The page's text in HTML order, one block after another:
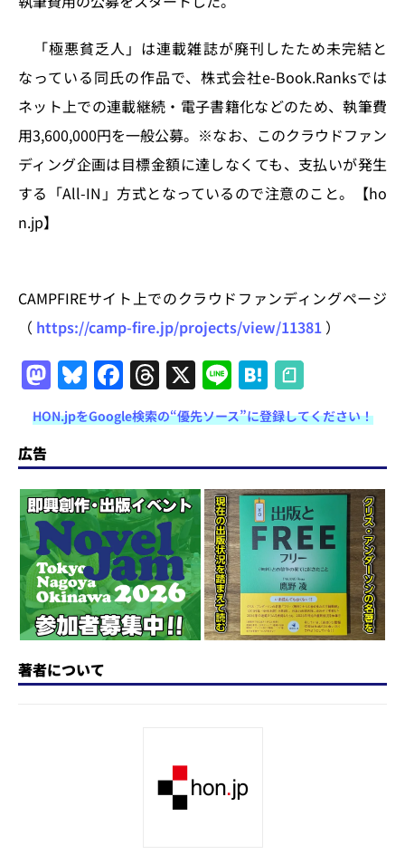
「極悪貧乏人」は連載雑誌が廃刊したため未完結と
なっている同氏の作品で、株式会社e-Book.Ranksでは
ネット上での連載継続・電子書籍化などのため、執筆費
用3,600,000円を一般公募。※なお、このクラウドファン
ディング企画は目標金額に達しなくても、支払いが発生
する「All-IN」方式となっているので注意のこと。【ho
n.jp】
CAMPFIREサイト上でのクラウドファンディングページ
（ https://camp-fire.jp/projects/view/11381 ）
M
a
st
o
d
o
n
Bl
u
e
s
k
y
F
a
c
e
b
o
o
k
T
h
re
a
d
s
X Li
n
e
H
at
e
n
a
HON.jpをGoogle検索の“優先ソース”に登録してください！
広告
著者について